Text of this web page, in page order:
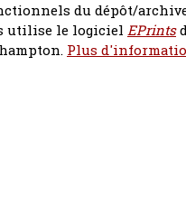
du dépôt/
utilise le logiciel EPrints
Plus